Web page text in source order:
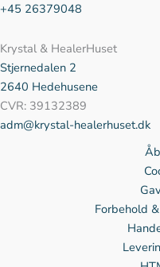
+45 26379048
Krystal & HealerHuset
Stjernedalen 2
2640 Hedehusene
CVR: 39132389
adm@krystal-healerhuset.dk
Forbehold